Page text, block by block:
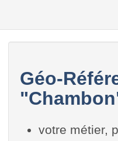
Géo-
votre métier,